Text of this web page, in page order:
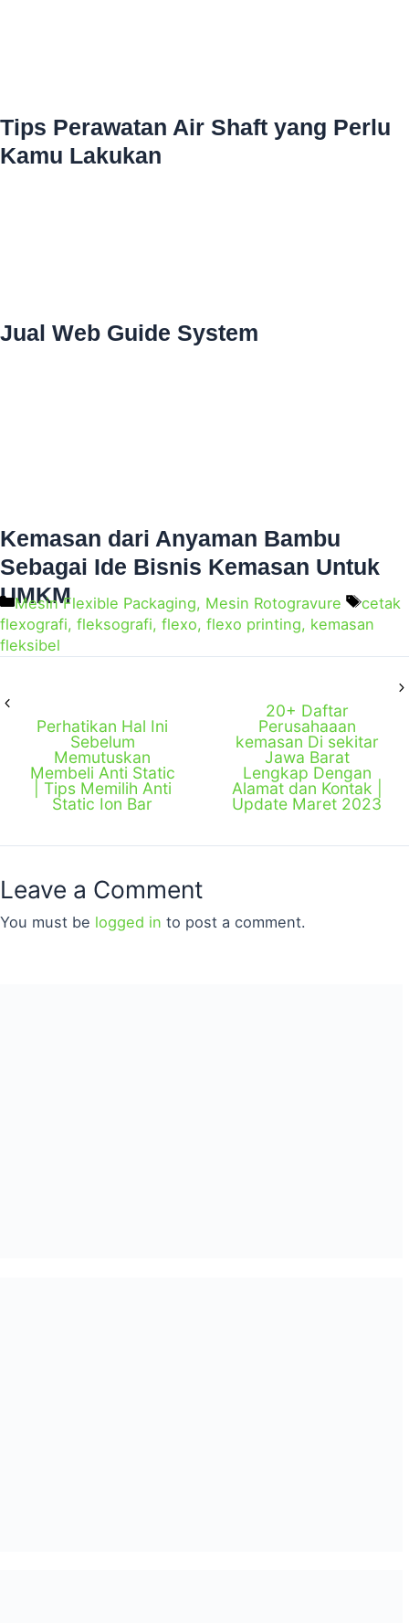
Tips Perawatan Air Shaft yang Perlu
Kamu Lakukan
Jual Web Guide System
Kemasan dari Anyaman Bambu
Sebagai Ide Bisnis Kemasan Untuk
UMKM
Mesin Flexible Packaging, Mesin Rotogravure
cetak
flexografi, fleksografi, flexo, flexo printing, kemasan
fleksibel
Perhatikan Hal Ini
Sebelum
Memutuskan
Membeli Anti Static
| Tips Memilih Anti
Static Ion Bar
20+ Daftar
Perusahaaan
kemasan Di sekitar
Jawa Barat
Lengkap Dengan
Alamat dan Kontak |
Update Maret 2023
Leave a Comment
You must be logged in to post a comment.